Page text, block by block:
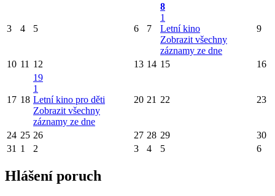
3 4 5 6 7
8
1
Letní kino
Zobrazit všechny
záznamy ze dne
9
10 11 12 13 14 15 16
17 18
19
1
Letní kino pro děti
Zobrazit všechny
záznamy ze dne
20 21 22 23
24 25 26 27 28 29
30
31 1 2 3 4 5 6
Hlášení poruch